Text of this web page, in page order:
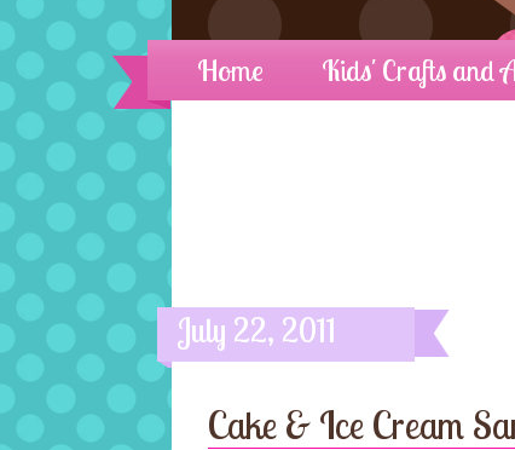
Home Kids' Crafts and
July 22, 2011
Cake & Ice Cream